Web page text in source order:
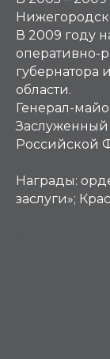
В 2009 году
оперативно-
губернатора
области.
Генерал-
Российской
Награды:
заслуги»;